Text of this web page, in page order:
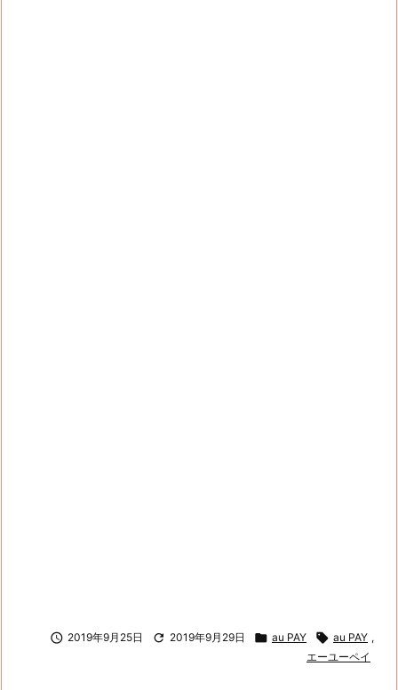
 2019年9月25日  2019年9月29日  au PAY  au PAY ,
エーユーペイ